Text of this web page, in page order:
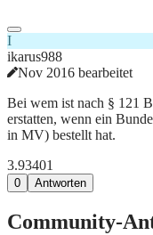
I
ikarus988
Nov 2016 bearbeitet
Bei wem ist nach § 121
erstatten, wenn ein
in MV) bestellt hat.
3.93401
0 Antworten
Community-